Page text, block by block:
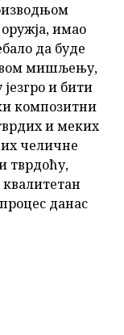
имао
да буде
мишљењу,
и бити
композитни
и меких
челичне
тврдоћу,
данас